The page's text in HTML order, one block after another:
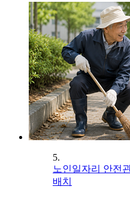
5.
노인일자리 안전
배치